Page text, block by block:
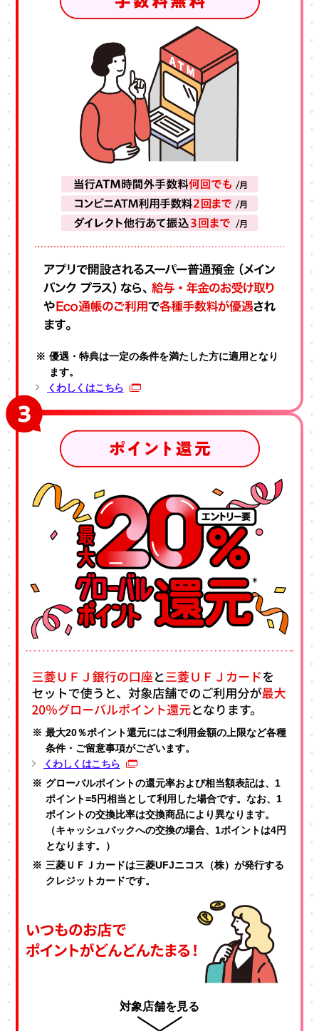
優遇・特典は一定の条件を満たした方に適用となり
ます。
くわしくはこちら
最大20％ポイント還元にはご利用金額の上限など各種
条件・ご留意事項がございます。
くわしくはこちら
グローバルポイントの還元率および相当額表記は、1
ポイント=5円相当として利用した場合です。なお、1
ポイントの交換比率は交換商品により異なります。
（キャッシュバックへの交換の場合、1ポイントは4円
となります。）
三菱ＵＦＪカードは三菱UFJニコス（株）が発行する
クレジットカードです。
対象店舗を見る